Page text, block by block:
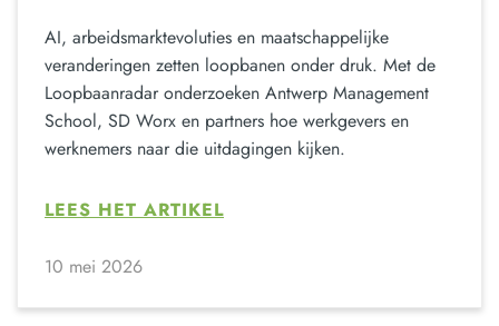
AI, arbeidsmarktevoluties en maatschappelijke
veranderingen zetten loopbanen onder druk. Met de
Loopbaanradar onderzoeken Antwerp Management
School, SD Worx en partners hoe werkgevers en
werknemers naar die uitdagingen kijken.
LEES HET ARTIKEL
10 mei 2026